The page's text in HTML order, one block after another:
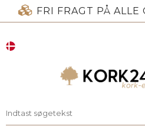
FRI FRAGT PÅ